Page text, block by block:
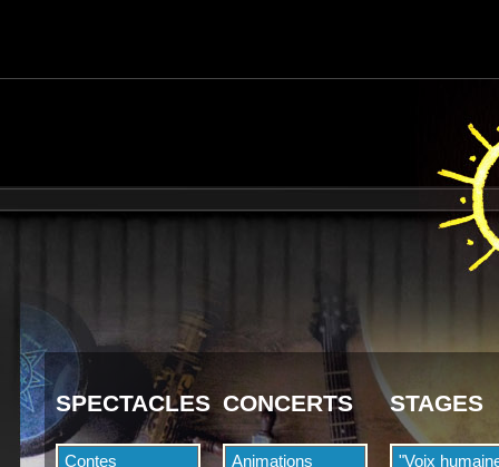
SPECTACLES
Contes
CONCERTS
Animations
STAGES
"Voix